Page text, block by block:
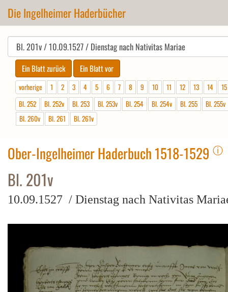
Die Ingelheimer Haderbücher
vorherige 1 2 3 4 5 6 7 8 9 10 11 12 13 14
15
Bl. 252
Bl. 252v Bl. 253 Bl. 253v Bl. 254 Bl. 254v Bl. 255
Bl. 255v
Bl. 260v
Bl. 261 Bl. 261v
Ober-Ingelheimer Haderbuch 1518-1529 ⓘ
Bl. 201v
10.09.1527 / Dienstag nach Nativitas